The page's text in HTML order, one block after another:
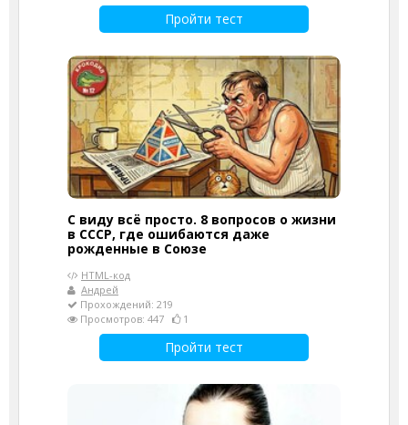
Пройти тест
С виду всё просто. 8 вопросов о жизни
в СССР, где ошибаются даже
рожденные в Союзе
HTML-код
Андрей
Прохождений: 219
Просмотров: 447
1
Пройти тест